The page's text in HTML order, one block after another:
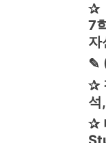
✰
7
자
✎
✰
석
✰